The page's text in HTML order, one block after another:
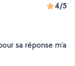
4/5
sa réponse m'a